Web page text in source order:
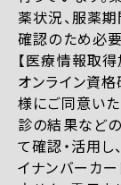
薬状況、服薬
確認のため必
【医療情報取得
オンライン資
様にご同意い
診の結果など
て確認・活用し
イナンバーカ